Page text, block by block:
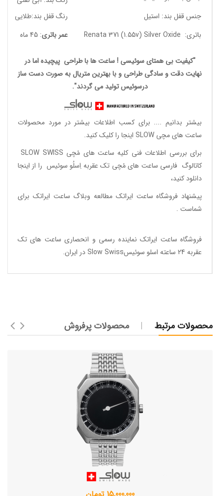
جنس قفل بند: استیل
رنگ قفل بند:طلایی
باتری: Renata 371 (1.55v) Silver Oxide
عمر باتری: 45 ماه
"کیفیت بی همتای سوئیسی ! ساعت ها با طراحی پیچیده اما در
نهایت دقت و سادگی طراحی و با بهترین متریال به صورت دست ساز
درسوئیس تولید می گردند".
بیشتر بدانیم .... برای کسب اطلاعات بیشتر در مورد محصولات
ساعت های مچی SLOW اینجا را کلیک کنید.
برای بررسی اطلاعات فنی کلیه ساعت های مُچی SLOW SWISS
کاتالوگ فارسی ساعت های مُچی تک عقربه اِسلُو سوئیس را از اینجا
دانلود کنید،
پیشنهاد فروشگاه ساعت ایراتک مطالعه وبلاگ ساعت ایراتک برای
شماست .
فروشگاه ساعت ایراتک نماینده رسمی و انحصاری ساعت های تک
عقربه 24 ساعته اسلو سوئیسSlow Swiss در ایران
.
محصولات مرتبط محصولات پرفروش